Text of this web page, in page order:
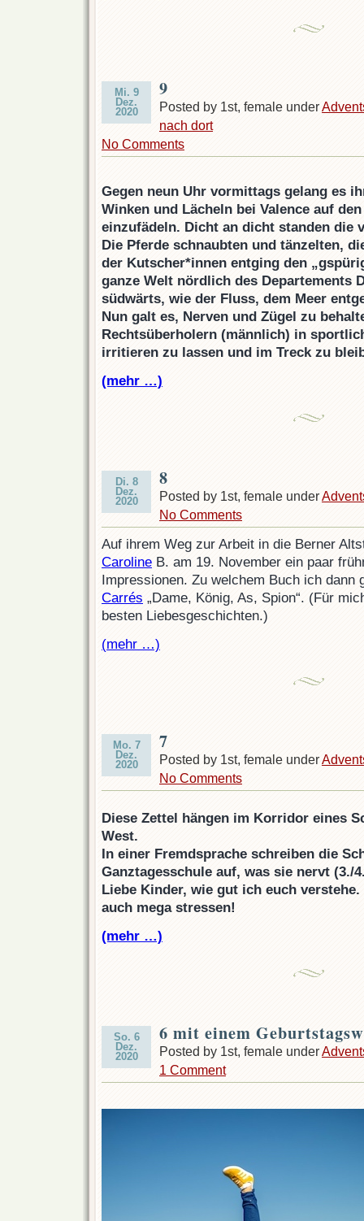
Mi. 9
Dez.
2020
9
Posted by 1st, female under
nach dort
No Comments
Gegen neun Uhr vormittags gelang es
Winken und Lächeln bei Valence auf
einzufädeln. Dicht an dicht standen die
Die Pferde schnaubten und tänzelten,
der Kutscher*innen entging den
ganze Welt nördlich des Departements
südwärts, wie der Fluss, dem Meer
Nun galt es, Nerven und Zügel zu
Rechtsüberholern (männlich) in
irritieren zu lassen und im Treck zu
(mehr …)
Di. 8
Dez.
2020
8
Posted by 1st, female under
No Comments
Auf ihrem Weg zur Arbeit in die Berner
Caroline B. am 19. November ein paar
Impressionen. Zu welchem Buch ich
Carrés „Dame, König, As, Spion“. (Für
besten Liebesgeschichten.)
(mehr …)
Mo. 7
Dez.
2020
7
Posted by 1st, female under
No Comments
Diese Zettel hängen im Korridor eines
West.
In einer Fremdsprache schreiben die
Ganztagesschule auf, was sie nervt (3./
Liebe Kinder, wie gut ich euch
auch mega stressen!
(mehr …)
So. 6
Dez.
2020
6 mit einem
Posted by 1st, female under
1 Comment